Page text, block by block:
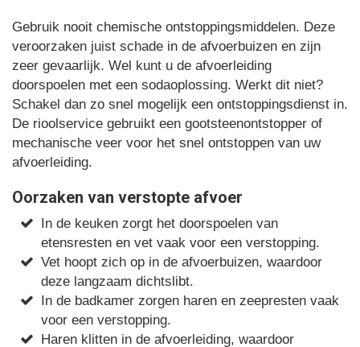
Gebruik nooit chemische ontstoppingsmiddelen. Deze
veroorzaken juist schade in de afvoerbuizen en zijn
zeer gevaarlijk. Wel kunt u de afvoerleiding
doorspoelen met een sodaoplossing. Werkt dit niet?
Schakel dan zo snel mogelijk een ontstoppingsdienst in.
De rioolservice gebruikt een gootsteenontstopper of
mechanische veer voor het snel ontstoppen van uw
afvoerleiding.
Oorzaken van verstopte afvoer
In de keuken zorgt het doorspoelen van
etensresten en vet vaak voor een verstopping.
Vet hoopt zich op in de afvoerbuizen, waardoor
deze langzaam dichtslibt.
In de badkamer zorgen haren en zeepresten vaak
voor een verstopping.
Haren klitten in de afvoerleiding, waardoor